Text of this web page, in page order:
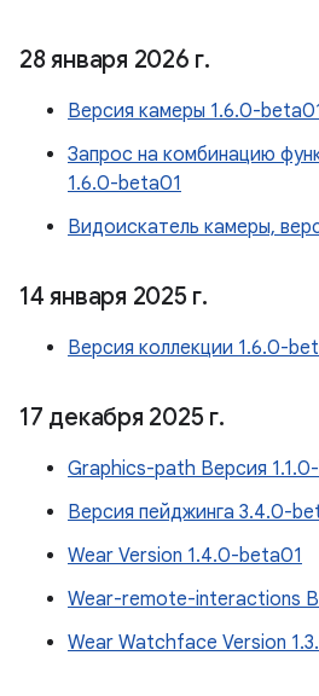
28 января 2026 г.
Версия камеры 1.6.0-
Запрос на комбинацию
1.6.0-beta01
Видоискатель камеры,
14 января 2025 г.
Версия коллекции 1.6.0-
17 декабря 2025 г.
Graphics-path Версия
Версия пейджинга 3.4.0-
Wear Version 1.4.0-beta01
Wear-remote-interactions
Wear Watchface Version